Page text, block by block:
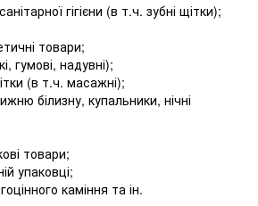
гігієни (в т.ч. зубні щітки);
товари;
гумові, надувні);
(в т.ч. масажні);
білизну, купальники, нічні
товари;
упаковці;
каміння та ін.